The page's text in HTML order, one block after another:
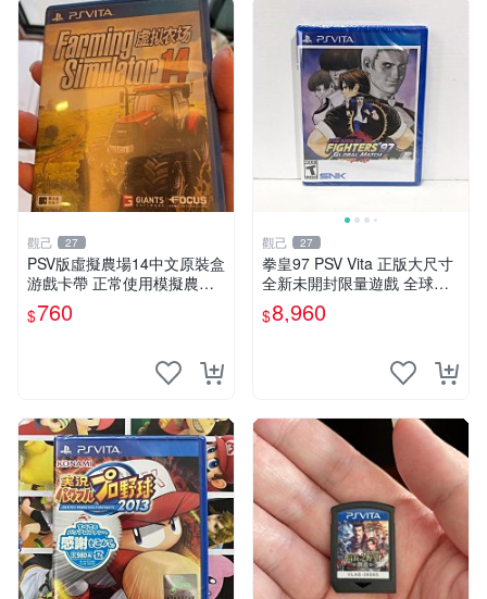
觀己 27
PSV版虛擬農場14中文原裝盒
游戲卡帶 正常使用模擬農場
訂購請私訊 虛擬農場14 PSV
中文 模擬農場
$760
觀己 27
拳皇97 PSV Vita 正版大尺寸
全新未開封限量遊戲 全球嚴
選 拳皇97 個限定版 新未拆封
家用遊戲機遊戲厳選推薦 拳
$8,960